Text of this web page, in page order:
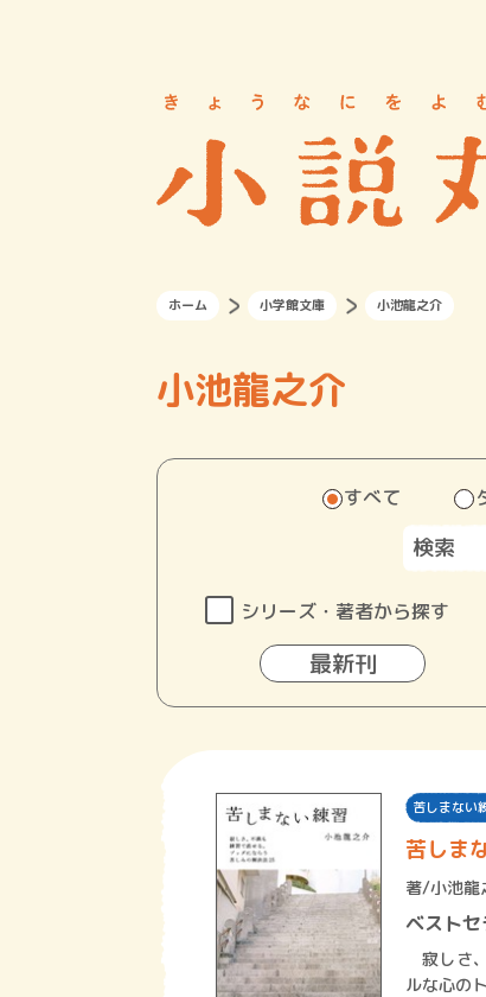
ホーム 小学館文庫 小池龍之介
小池龍之介
すべて
シリーズ・著者から探す
最新刊
苦しまない
苦しま
著/小池龍
ベスト
寂しさ、不満も練習
ルな心の